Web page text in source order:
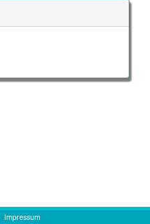
Impressum